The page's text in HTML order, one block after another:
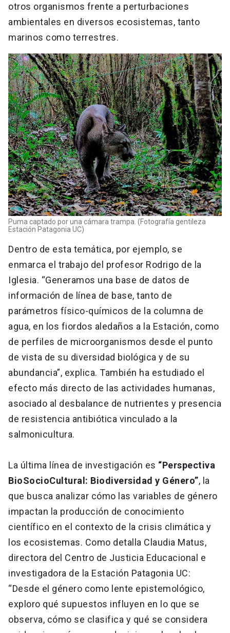
otros organismos frente a perturbaciones
ambientales en diversos ecosistemas, tanto
marinos como terrestres.
Puma captado por una cámara trampa. (Fotografía gentileza
Estación Patagonia UC)
Dentro de esta temática, por ejemplo, se
enmarca el trabajo del profesor Rodrigo de la
Iglesia. “Generamos una base de datos de
información de línea de base, tanto de
parámetros físico-químicos de la columna de
agua, en los fiordos aledaños a la Estación, como
de perfiles de microorganismos desde el punto
de vista de su diversidad biológica y de su
abundancia”, explica. También ha estudiado el
efecto más directo de las actividades humanas,
asociado al desbalance de nutrientes y presencia
de resistencia antibiótica vinculado a la
salmonicultura.
La última línea de investigación es “Perspectiva
BioSocioCultural: Biodiversidad y Género”, la
que busca analizar cómo las variables de género
impactan la producción de conocimiento
científico en el contexto de la crisis climática y
los ecosistemas. Como detalla Claudia Matus,
directora del Centro de Justicia Educacional e
investigadora de la Estación Patagonia UC:
“Desde el género como lente epistemológico,
exploro qué supuestos influyen en lo que se
observa, cómo se clasifica y qué se considera